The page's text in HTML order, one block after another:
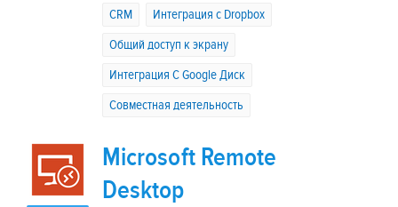
CRM
Интеграция с Dropbox
Общий доступ к экрану
Интеграция C Google Диск
Совместная деятельность
Microsoft Remote
Desktop